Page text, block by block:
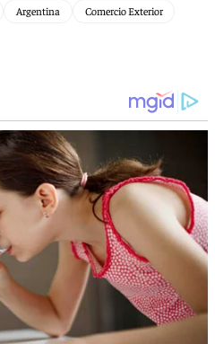
Argentina Comercio Exterior